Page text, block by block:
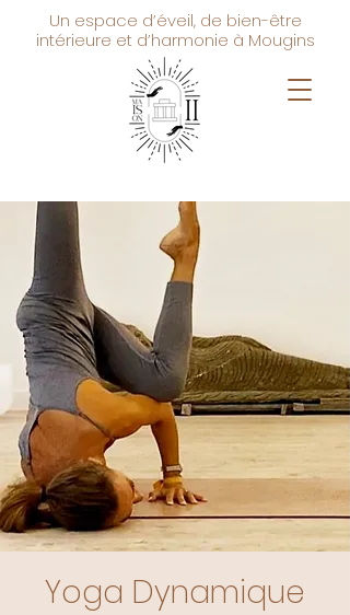
Un espace d’éveil, de bien-être
intérieure et d’harmonie à Mougins
Yoga Dynamique